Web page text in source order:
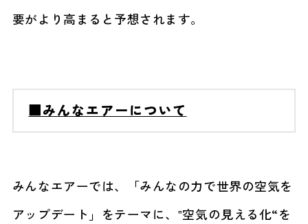
要がより高まると予想されます。
■みんなエアーについて
みんなエアーでは、「みんなの力で世界の空気を
アップデート」をテーマに、‟空気の見える化“を